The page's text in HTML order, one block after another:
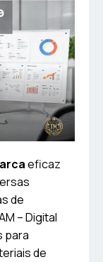
eficaz
de
– Digital
para
de